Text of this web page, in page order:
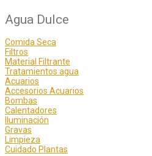
Agua Dulce
Comida Seca
Filtros
Material Filtrante
Tratamientos agua
Acuarios
Accesorios Acuarios
Bombas
Calentadores
Iluminación
Gravas
Limpieza
Cuidado Plantas